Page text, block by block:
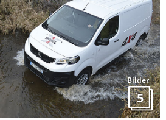
Bilder
5